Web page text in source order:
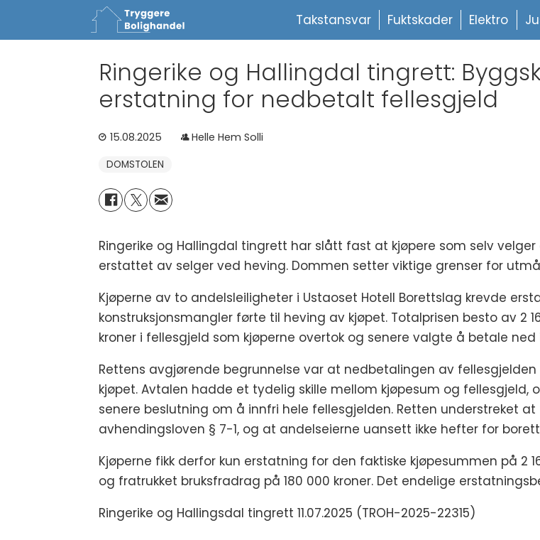
Takstansvar Fuktskader Elektro
Ringerike og Hallingdal tingrett:
erstatning for nedbetalt fellesgjeld
15.08.2025 Helle Hem Solli
DOMSTOLEN
Ringerike og Hallingdal tingrett har slått fast at kjøpere som selv
erstattet av selger ved heving. Dommen setter viktige grenser for
Kjøperne av to andelsleiligheter i Ustaoset Hotell Borettslag krevde
konstruksjonsmangler førte til heving av kjøpet. Totalprisen besto av 2
kroner i fellesgjeld som kjøperne overtok og senere valgte å betale ned
Rettens avgjørende begrunnelse var at nedbetalingen av
kjøpet. Avtalen hadde et tydelig skille mellom kjøpesum og fellesgjeld,
senere beslutning om å innfri hele fellesgjelden. Retten understreket
avhendingsloven § 7-1, og at andelseierne uansett ikke hefter for
Kjøperne fikk derfor kun erstatning for den faktiske kjøpesummen på 2
og fratrukket bruksfradrag på 180 000 kroner. Det endelige
Ringerike og Hallingsdal tingrett 11.07.2025 (TROH-2025-22315)